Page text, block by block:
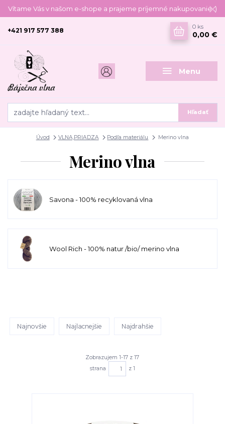
Vítame Vás v našom e-shope a prajeme príjemné nakupovanie :)
Menu
Hľadať
+421 917 577 388
0 ks
0,00 €
Úvod VLNA,PRIADZA Podľa materiálu Merino vlna
Merino vlna
Savona - 100% recyklovaná vlna
Wool Rich - 100% natur /bio/ merino vlna
Najnovšie Najlacnejšie Najdrahšie
Zobrazujem 1-17 z 17
strana
z 1